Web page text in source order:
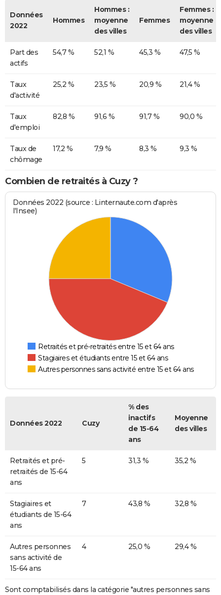
Données
2022
Hommes
Hommes :
moyenne
des villes
Femmes
Femmes :
moyenne
des villes
Part des
actifs
54,7 % 52,1 % 45,3 % 47,5 %
Taux
d'activité
25,2 % 23,5 % 20,9 % 21,4 %
Taux
d'emploi
82,8 % 91,6 % 91,7 % 90,0 %
Taux de
chômage
17,2 % 7,9 % 8,3 % 9,3 %
Combien de retraités à Cuzy ?
Données 2022 (source : Linternaute.com d'après
l'Insee)
Retraités et pré-retraités entre 15 et 64 ans
Stagiaires et étudiants entre 15 et 64 ans
Autres personnes sans activité entre 15 et 64 ans
Données 2022 Cuzy
% des
inactifs
de 15-64
ans
Moyenne
des villes
Retraités et pré-
retraités de 15-64
ans
5 31,3 % 35,2 %
Stagiaires et
étudiants de 15-64
ans
7 43,8 % 32,8 %
Autres personnes
sans activité de
15-64 ans
4 25,0 % 29,4 %
Sont comptabilisés dans la catégorie "autres personnes sans